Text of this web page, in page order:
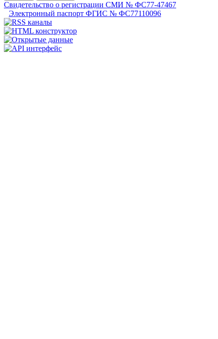
Свидетельство о регистрации СМИ № ФС77-47467
Электронный паспорт ФГИС № ФС77110096